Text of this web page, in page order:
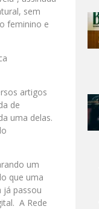
sem
feminino e
artigos
de
uma delas.
um
que uma
já passou
A Rede